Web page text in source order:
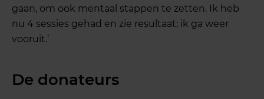
gaan, om ook mentaal stappen te zetten. Ik heb
nu 4 sessies gehad en zie resultaat; ik ga weer
vooruit.’
De donateurs